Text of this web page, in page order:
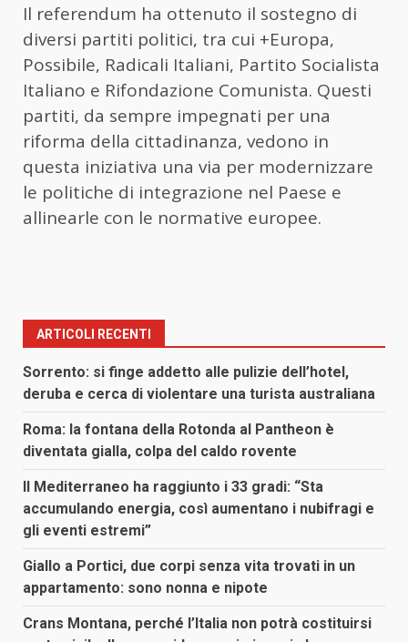
Il referendum ha ottenuto il sostegno di
diversi partiti politici, tra cui +Europa,
Possibile, Radicali Italiani, Partito Socialista
Italiano e Rifondazione Comunista. Questi
partiti, da sempre impegnati per una
riforma della cittadinanza, vedono in
questa iniziativa una via per modernizzare
le politiche di integrazione nel Paese e
allinearle con le normative europee.
ARTICOLI RECENTI
Sorrento: si finge addetto alle pulizie dell’hotel,
deruba e cerca di violentare una turista australiana
Roma: la fontana della Rotonda al Pantheon è
diventata gialla, colpa del caldo rovente
Il Mediterraneo ha raggiunto i 33 gradi: “Sta
accumulando energia, così aumentano i nubifragi e
gli eventi estremi”
Giallo a Portici, due corpi senza vita trovati in un
appartamento: sono nonna e nipote
Crans Montana, perché l’Italia non potrà costituirsi